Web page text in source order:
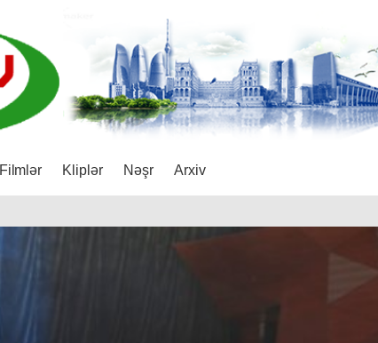
Filmlər Kliplər Nəşr Arxiv